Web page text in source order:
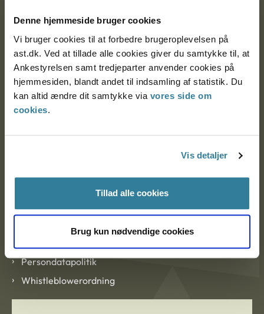
Denne hjemmeside bruger cookies
Vi bruger cookies til at forbedre brugeroplevelsen på
ast.dk. Ved at tillade alle cookies giver du samtykke til, at
Ankestyrelsen samt tredjeparter anvender cookies på
hjemmesiden, blandt andet til indsamling af statistik. Du
kan altid ændre dit samtykke via vores side om
cookies.
Vis detaljer
Tillad alle cookies
Brug kun nødvendige cookies
EAN: 57 98 000 35 48 21
CVR: 1007 4002
Om Ankestyrelsen
Persondatapolitik
Whistleblowerordning